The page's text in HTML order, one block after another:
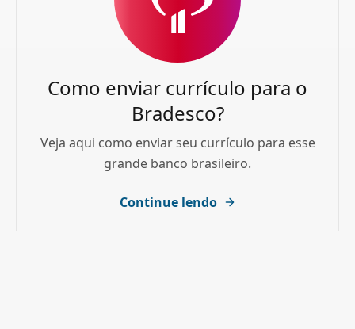
Como enviar currículo para o
Bradesco?
Veja aqui como enviar seu currículo para esse
grande banco brasileiro.
Continue lendo